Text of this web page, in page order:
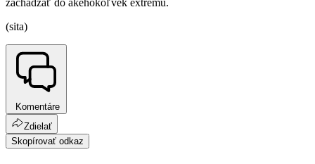
zachádzať do akéhokoľvek extrému.
(sita)
Komentáre
Zdielať
Skopírovať odkaz